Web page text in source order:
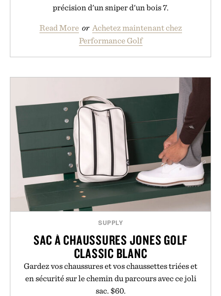
précision d'un sniper d'un bois 7.
Read More or Achetez maintenant chez
Performance Golf
SUPPLY
SAC À CHAUSSURES JONES GOLF
CLASSIC BLANC
Gardez vos chaussures et vos chaussettes triées et
en sécurité sur le chemin du parcours avec ce joli
sac. $60.